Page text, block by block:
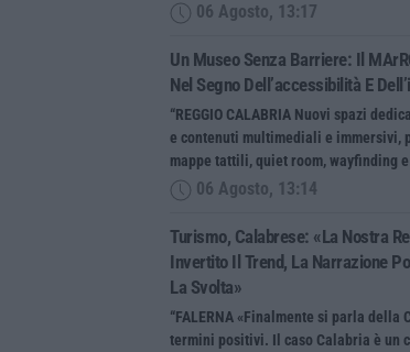
06 Agosto, 13:17
Un Museo Senza Barriere: Il
Nel Segno Dell’accessibilità E
“REGGIO CALABRIA Nuovi spazi
e contenuti multimediali e immersivi,
mappe tattili, quiet room, wayfinding
06 Agosto, 13:14
Turismo, Calabrese: «La Nostra
Invertito Il Trend, La Narrazione
La Svolta»
“FALERNA «Finalmente si parla della
termini positivi. Il caso Calabria è un